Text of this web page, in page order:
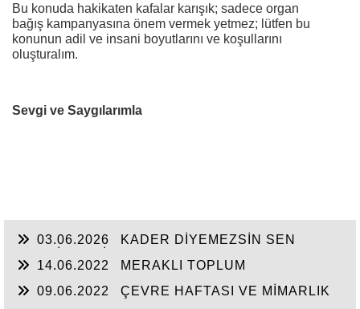
Bu konuda hakikaten kafalar karışık; sadece organ
bağış kampanyasına önem vermek yetmez; lütfen bu
konunun adil ve insani boyutlarını ve koşullarını
oluşturalım.
Sevgi ve Saygılarımla
03.06.2026
KADER DİYEMEZSİN SEN
14.06.2022
MERAKLI TOPLUM
09.06.2022
ÇEVRE HAFTASI VE MİMARLIK